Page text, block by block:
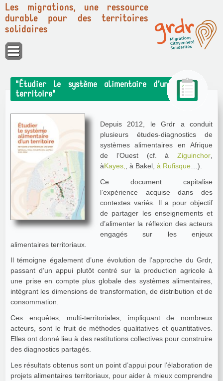
Panneau de gestion des cookies
Les migrations, une ressource
durable pour des territoires
solidaires
"Étudier le système alimentaire d’un
territoire"
Depuis 2012, le Grdr a conduit
plusieurs études-diagnostics de
systèmes alimentaires en Afrique
de l’Ouest (cf. à Ziguinchor
àKayes, , à Bakel, à Rufisque …).
Ce document capitalise
l’expérience acquise dans des
contextes variés. Il a pour objectif
de partager les enseignements et
d’alimenter la réflexion des acteurs
engagés sur les enjeux
alimentaires territoriaux.
Il témoigne également d’une évolution de l’approche du Grdr,
passant d’un appui plutôt centré sur la production agricole à
une prise en compte plus globale des systèmes alimentaires,
intégrant les dimensions de transformation, de distribution et de
consommation.
Ces enquêtes, multi-territoriales, impliquant de nombreux
acteurs, sont le fruit de méthodes qualitatives et quantitatives.
Elles ont donné lieu à des restitutions collectives pour construire
des diagnostics partagés.
Les résultats obtenus sont un point d’appui pour l’élaboration de
projets alimentaires territoriaux, pour aider à mieux comprendre